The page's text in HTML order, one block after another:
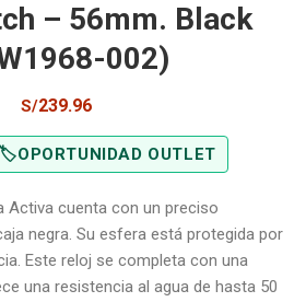
– 56mm. Black
002)
S/239.96
🏷️OPORTUNIDAD OUTLET
Activa cuenta con un preciso
negra. Su esfera está protegida por
Este reloj se completa con una
una resistencia al agua de hasta 50